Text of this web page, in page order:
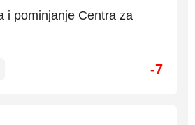
i pominjanje Centra za
-7